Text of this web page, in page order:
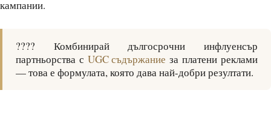
кампании.
???? Комбинирай дългосрочни инфлуенсър
партньорства с UGC съдържание за платени реклами
— това е формулата, която дава най-добри резултати.